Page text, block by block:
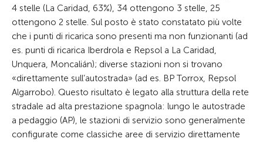
4 stelle (La Caridad, 63%), 34 ottengono 3 stelle, 25
ottengono 2 stelle. Sul posto è stato constatato più volte
che i punti di ricarica sono presenti ma non funzionanti (ad
es. punti di ricarica Iberdrola e Repsol a La Caridad,
Unquera, Moncalián); diverse stazioni non si trovano
«direttamente sull’autostrada» (ad es. BP Torrox, Repsol
Algarrobo). Questo risultato è legato alla struttura della rete
stradale ad alta prestazione spagnola: lungo le autostrade
a pedaggio (AP), le stazioni di servizio sono generalmente
configurate come classiche aree di servizio direttamente